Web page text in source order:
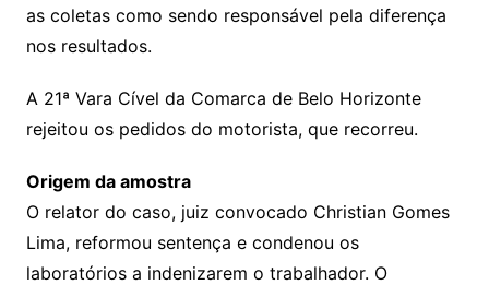
as coletas como sendo responsável pela diferença
nos resultados.
A 21ª Vara Cível da Comarca de Belo Horizonte
rejeitou os pedidos do motorista, que recorreu.
Origem da amostra
O relator do caso, juiz convocado Christian Gomes
Lima, reformou sentença e condenou os
laboratórios a indenizarem o trabalhador. O